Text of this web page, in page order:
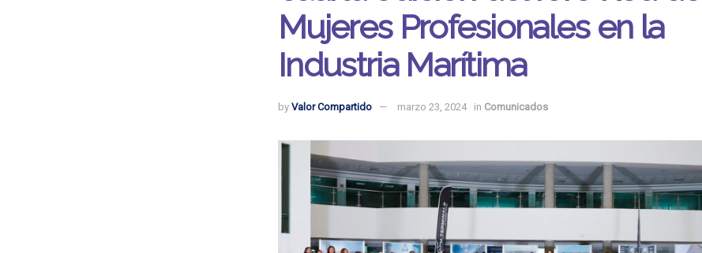
Mujeres Profesionales en la
Industria Marítima
by Valor Compartido marzo 23, 2024 in Comunicados